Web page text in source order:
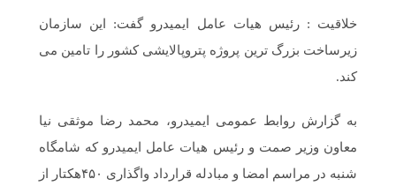
خلاقیت : رئیس هیات عامل ایمیدرو گفت: این سازمان
زیرساخت بزرگ ترین پروژه پتروپالایشی کشور را تامین می
کند.
به گزارش روابط عمومی ایمیدرو، محمد رضا موثقی نیا
معاون وزیر صمت و رئیس هیات عامل ایمیدرو که شامگاه
شنبه در مراسم امضا و مبادله قرارداد واگذاری ۴۵۰هکتار از